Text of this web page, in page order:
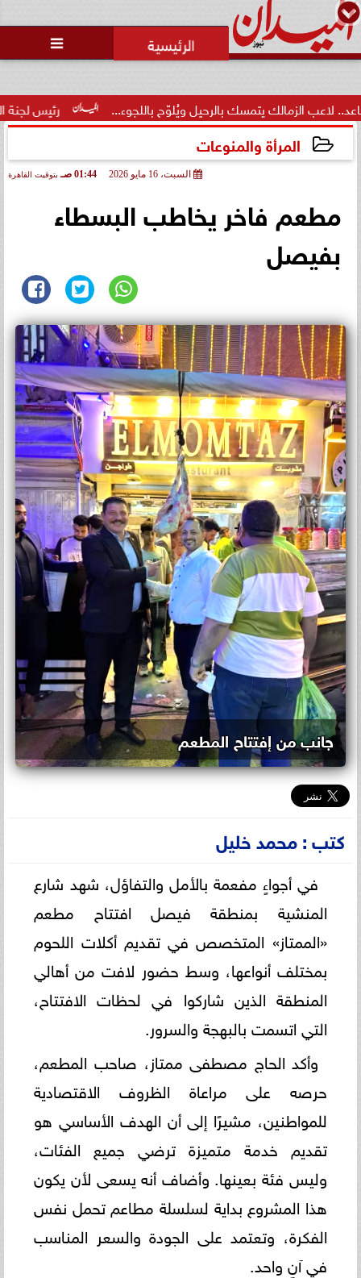

رئيس لجنة الحكام: الفراعنة بالرحيل ويُلوّح باللجوء...
المرأة والمنوعات
السبت، 16 مايو 2026 01:44 صـ بتوقيت القاهرة
مطعم فاخر يخاطب البسطاء
بفيصل
جانب من إفتتاح المطعم
كتب : محمد خليل
في أجواءٍ مفعمة بالأمل والتفاؤل، شهد شارع
المنشية بمنطقة فيصل افتتاح مطعم
«الممتاز» المتخصص في تقديم أكلات اللحوم
بمختلف أنواعها، وسط حضور لافت من أهالي
المنطقة الذين شاركوا في لحظات الافتتاح،
التي اتسمت بالبهجة والسرور.
وأكد الحاج مصطفى ممتاز، صاحب المطعم،
حرصه على مراعاة الظروف الاقتصادية
للمواطنين، مشيرًا إلى أن الهدف الأساسي هو
تقديم خدمة متميزة ترضي جميع الفئات،
وليس فئة بعينها. وأضاف أنه يسعى لأن يكون
هذا المشروع بداية لسلسلة مطاعم تحمل نفس
الفكرة، وتعتمد على الجودة والسعر المناسب
في آنٍ واحد.